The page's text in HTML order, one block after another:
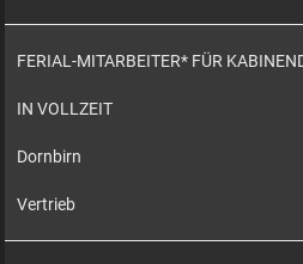
FERIAL-MITARBEITER* FÜR
IN VOLLZEIT
Dornbirn
Vertrieb